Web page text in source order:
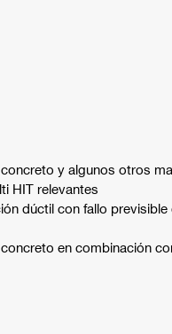
y algunos otros
HIT relevantes
dúctil con fallo
en combinación